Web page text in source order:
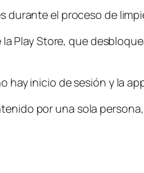
durante el proceso de
Play Store, que
inicio de sesión y la
por una sola